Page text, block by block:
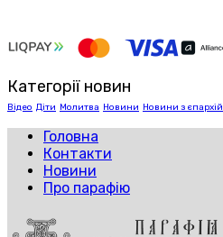
Категорії новин
Відео Діти Молитва Новини Новини з єпархій
Головна
Контакти
Новини
Про парафію